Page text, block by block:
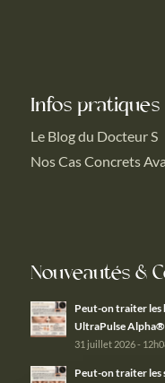
Infos pratiques
Le Blog du Docteur S
Nos Cas Concrets
Nouveautés &
Peut-on traiter les
UltraPulse Alpha®
31 juillet 2026 -
Peut-on traiter les